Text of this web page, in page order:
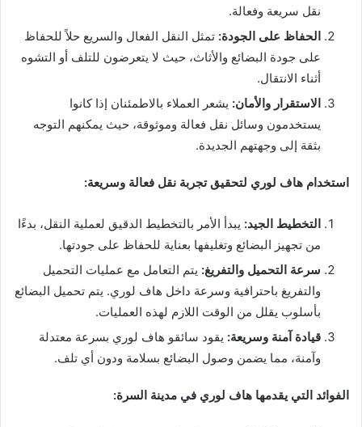
نقل سريعة وفعالة.
الحفاظ على الجودة: تمثل النقل الفعال والسريع حلاً للحفاظ
على جودة البضائع والأثاث، حيث لا يتعرضون للتلف أو التشوه
أثناء الانتقال.
الاستقرار والأمان: يشعر العملاء بالاطمئنان إذا كانوا
يستخدمون وسائل نقل فعالة وموثوقة، حيث يمكنهم التوجه
بثقة إلى وجهتهم الجديدة.
استخدام هاف لوري لتحقيق تجربة نقل فعالة وسريعة:
التخطيط الجيد: يبدأ الأمر بالتخطيط الدقيق لعملية النقل، بدءًا
من تجهيز البضائع وتغليفها بعناية للحفاظ على جودتها.
سرعة التحميل والتفريغ: يتم التعامل مع عمليات التحميل
والتفريغ باحترافية وسرعة داخل هاف لوري. يتم تحميل البضائع
بأسلوب يقلل من الوقت اللازم لهذه العمليات.
قيادة آمنة وسريعة: يقود سائقو هاف لوري بسرعة معتدلة
وآمنة، مما يضمن وصول البضائع بسلامة ودون أي تلف.
الفوائد التي يقدمها هاف لوري في مدينة السرة: